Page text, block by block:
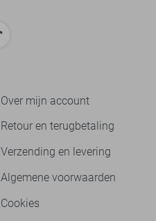
Over mijn account
Retour en terugbetaling
Verzending en levering
Algemene voorwaarden
Cookies